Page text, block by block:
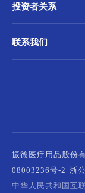
投资者关系
联系我们
振德医疗用品股份
08003236号-2 浙
中华人民共和国互